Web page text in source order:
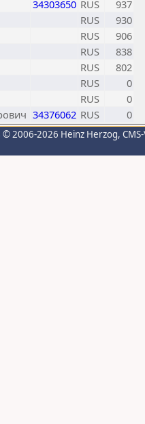
34303650 RUS
937
RUS
930
RUS
906
RUS
838
RUS
802
RUS
0
RUS
0
34376062 RUS 0
© 2006-2026 Heinz Herzog,